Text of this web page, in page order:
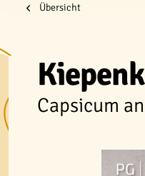
Übersicht
Capsicum